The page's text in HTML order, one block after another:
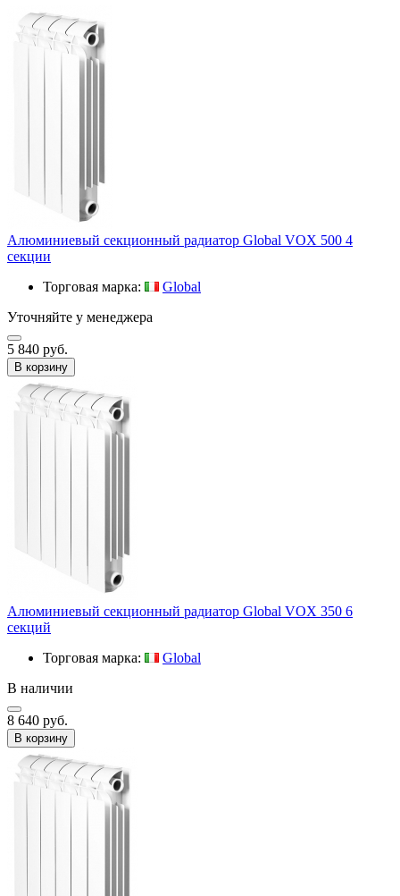
Алюминиевый секционный радиатор Global VOX 500 4
секции
Торговая марка:
Global
Уточняйте у менеджера
5 840 руб.
В корзину
Алюминиевый секционный радиатор Global VOX 350 6
секций
Торговая марка:
Global
В наличии
8 640 руб.
В корзину